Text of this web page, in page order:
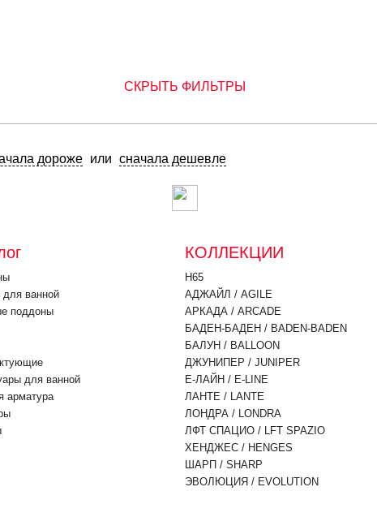
СКРЫТЬ ФИЛЬТРЫ
дороже или сначала дешевле
ванной
поддоны
для ванной
арматура
КОЛЛЕКЦИИ
H65
АДЖАЙЛ / AGILE
АРКАДА / ARCADE
БАДЕН-БАДЕН / BADEN-BADEN
БАЛУН / BALLOON
ДЖУНИПЕР / JUNIPER
Е-ЛАЙН / E-LINE
ЛАНТЕ / LANTE
ЛОНДРА / LONDRA
ЛФТ СПАЦИО / LFT SPAZIO
ХЕНДЖЕС / HENGES
ШАРП / SHARP
ЭВОЛЮЦИЯ / EVOLUTION